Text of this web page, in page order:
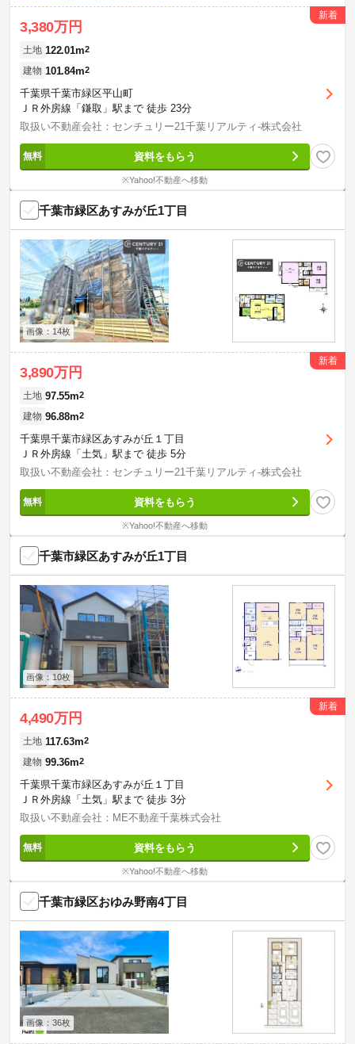
3,380万円
新着
土地 122.01m2
建物 101.84m2
千葉県千葉市緑区平山町
ＪＲ外房線「鎌取」駅まで 徒歩 23分
取扱い不動産会社：センチュリー21千葉リアルティ-株式会社
資料をもらう
※Yahoo!不動産へ移動
千葉市緑区あすみが丘1丁目
画像：14枚
3,890万円
新着
土地 97.55m2
建物 96.88m2
千葉県千葉市緑区あすみが丘１丁目
ＪＲ外房線「土気」駅まで 徒歩 5分
取扱い不動産会社：センチュリー21千葉リアルティ-株式会社
資料をもらう
※Yahoo!不動産へ移動
千葉市緑区あすみが丘1丁目
画像：10枚
4,490万円
新着
土地 117.63m2
建物 99.36m2
千葉県千葉市緑区あすみが丘１丁目
ＪＲ外房線「土気」駅まで 徒歩 3分
取扱い不動産会社：ME不動産千葉株式会社
資料をもらう
※Yahoo!不動産へ移動
千葉市緑区おゆみ野南4丁目
画像：36枚